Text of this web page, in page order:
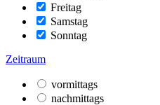
Freitag
Samstag
Sonntag
Zeitraum
vormittags
nachmittags